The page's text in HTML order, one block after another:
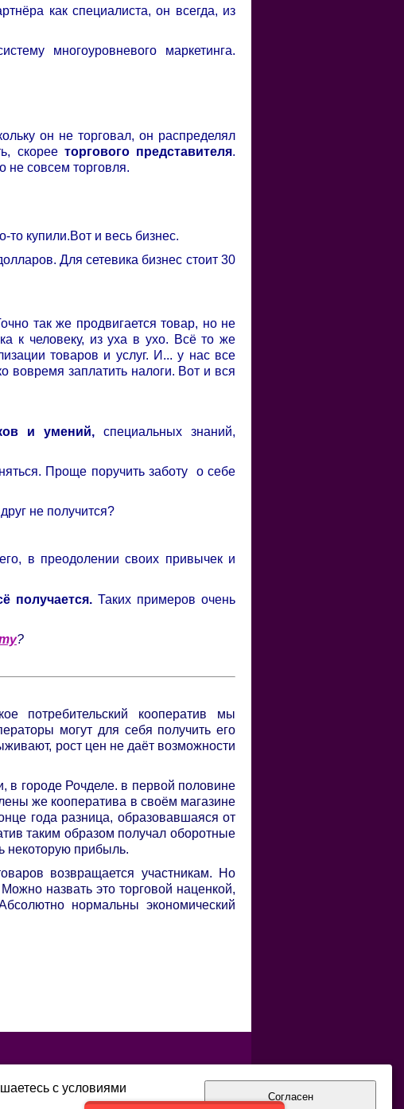
как специалиста, он всегда, из
многоуровневого маркетинга.
он не торговал, он распределял
скорее торгового представителя.
не совсем торговля.
купили.Вот и весь бизнес.
Для сетевика бизнес стоит 30
так же продвигается товар, но не
к человеку, из уха в ухо. Всё то же
товаров и услуг. И... у нас все
вовремя заплатить налоги. Вот и вся
и умений,специальных знаний,
Проще поручить заботу о себе
не получится?
в преодолении своих привычек и
получается. Таких примеров очень
?
потребительский кооператив мы
могут для себя получить его
рост цен не даёт возможности
в городе Рочделе. в первой половине
же кооператива в своём магазине
года разница, образовавшаяся от
таким образом получал оборотные
некоторую прибыль.
возвращается участникам. Но
назвать это торговой наценкой,
нормальны экономический
с условиями
Согласен